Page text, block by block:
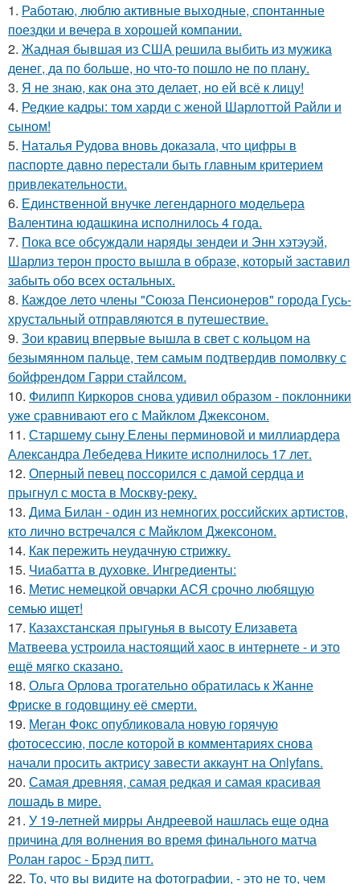
1. Работаю, люблю активные выходные, спонтанные
поездки и вечера в хорошей компании.
2. Жадная бывшая из США решила выбить из мужика
денег, да по больше, но что-то пошло не по плану.
3. Я не знаю, как она это делает, но ей всё к лицу!
4. Редкие кадры: том харди с женой Шарлоттой Райли и
сыном!
5. Наталья Рудова вновь доказала, что цифры в
паспорте давно перестали быть главным критерием
привлекательности.
6. Единственной внучке легендарного модельера
Валентина юдашкина исполнилось 4 года.
7. Пока все обсуждали наряды зендеи и Энн хэтэуэй,
Шарлиз терон просто вышла в образе, который заставил
забыть обо всех остальных.
8. Каждое лето члены "Союза Пенсионеров" города Гусь-
хрустальный отправляются в путешествие.
9. Зои кравиц впервые вышла в свет с кольцом на
безымянном пальце, тем самым подтвердив помолвку с
бойфрендом Гарри стайлсом.
10. Филипп Киркоров снова удивил образом - поклонники
уже сравнивают его с Майклом Джексоном.
11. Старшему сыну Елены перминовой и миллиардера
Александра Лебедева Никите исполнилось 17 лет.
12. Оперный певец поссорился с дамой сердца и
прыгнул с моста в Москву-реку.
13. Дима Билан - один из немногих российских артистов,
кто лично встречался с Майклом Джексоном.
14. Как пережить неудачную стрижку.
15. Чиабатта в духовке. Ингредиенты:
16. Метис немецкой овчарки АСЯ срочно любящую
семью ищет!
17. Казахстанская прыгунья в высоту Елизавета
Матвеева устроила настоящий хаос в интернете - и это
ещё мягко сказано.
18. Ольга Орлова трогательно обратилась к Жанне
Фриске в годовщину её смерти.
19. Меган Фокс опубликовала новую горячую
фотосессию, после которой в комментариях снова
начали просить актрису завести аккаунт на Onlyfans.
20. Самая древняя, самая редкая и самая красивая
лошадь в мире.
21. У 19-летней мирры Андреевой нашлась еще одна
причина для волнения во время финального матча
Ролан гарос - Брэд питт.
22. То, что вы видите на фотографии, - это не то, чем